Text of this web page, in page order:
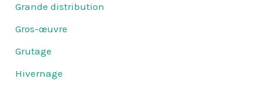
Grande distribution
Gros-œuvre
Grutage
Hivernage